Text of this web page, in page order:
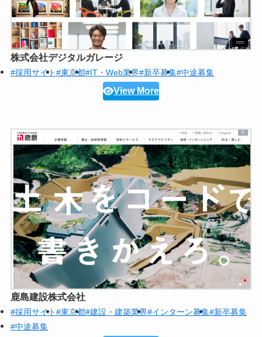
株式会社デジタルガレージ
#採用サイト#東京都#IT・Web業界#新卒募集#中途募集
View More
鹿島建設株式会社
#採用サイト#東京都#建設・建築業界#インターン募集#新卒募集
#中途募集